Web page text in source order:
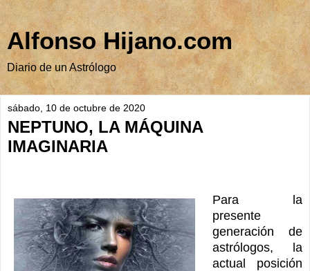
Alfonso Hijano.com
Diario de un Astrólogo
sábado, 10 de octubre de 2020
NEPTUNO, LA MÁQUINA
IMAGINARIA
Para la
presente
generación de
astrólogos, la
actual posición